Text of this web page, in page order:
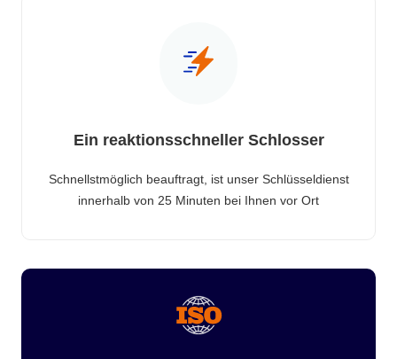
Ein reaktionsschneller Schlosser
Schnellstmöglich beauftragt, ist unser Schlüsseldienst
innerhalb von 25 Minuten bei Ihnen vor Ort